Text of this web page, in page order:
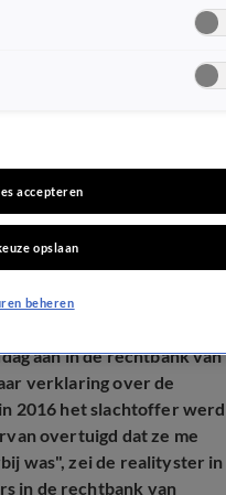
in tranen:
was'
aan in de rechtbank van
verklaring over de
2016 het slachtoffer werd
overtuigd dat ze me
was", zei de realityster in
in de rechtbank van
accepteren
opslaan
beheren